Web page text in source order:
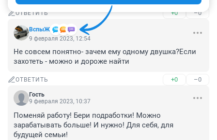
ОТВЕТИТЬ +0 –0
ВспыЖ
9 февраля 2023, 12:54
Не совсем понятно- зачем ему одному двушка?Если
захотеть - можно и дороже найти
ОТВЕТИТЬ +0 –0
Гость
9 февраля 2023, 10:37
Поменяй работу! Бери подработки! Можно
зарабатывать больше! И нужно! Для себя, для
будущей семьи!